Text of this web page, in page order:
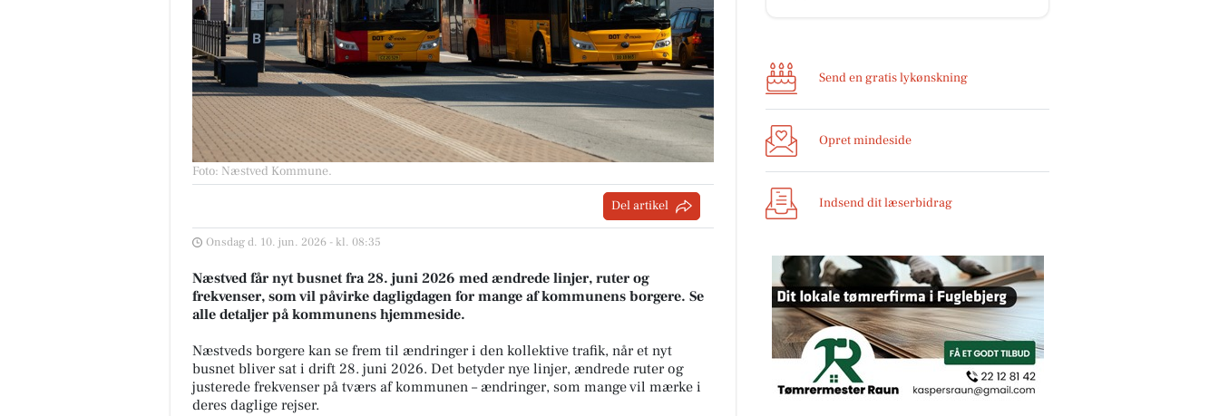
Foto: Næstved Kommune.
Del artikel
Onsdag d. 10. jun. 2026 - kl. 08:35
Næstved får nyt busnet fra 28. juni 2026 med ændrede linjer, ruter og
frekvenser, som vil påvirke dagligdagen for mange af kommunens borgere. Se
alle detaljer på kommunens hjemmeside.
Næstveds borgere kan se frem til ændringer i den kollektive trafik, når et nyt
busnet bliver sat i drift 28. juni 2026. Det betyder nye linjer, ændrede ruter og
justerede frekvenser på tværs af kommunen – ændringer, som mange vil mærke i
deres daglige rejser.
Send en gratis lykønskning
Opret mindeside
Indsend dit læserbidrag